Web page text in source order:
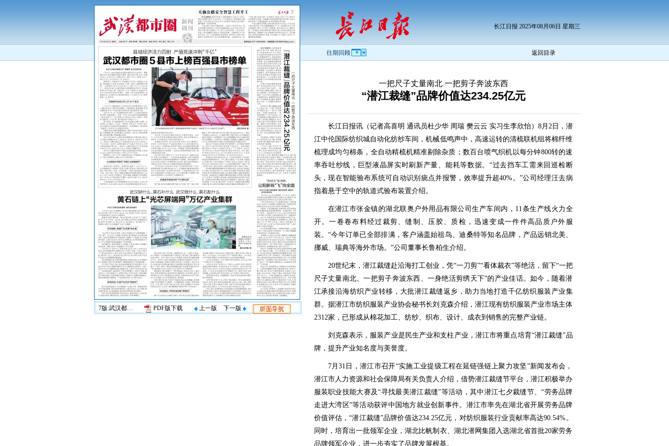
7版:武汉都市圈 PDF版下载 上一版 下一版
长江日报 2025年08月06日 星期三
往期回顾 返回目录
一把尺子丈量南北 一把剪子奔波东西
“潜江裁缝”品牌价值达234.25亿元
长江日报讯（记者高喜明 通讯员杜少华 周瑞 樊云云 实习生李欣怡）8月2日，潜
江中伦国际纺织城自动化纺纱车间，机械低鸣声中，高速运转的清梳联机组将棉纤维
梳理成均匀棉条，全自动精梳机精准剔除杂质；数百台喷气织机以每分钟800转的速
率吞吐纱线，巨型液晶屏实时刷新产量、能耗等数据。“过去挡车工需来回巡检断
头，现在智能验布系统可自动识别疵点并报警，效率提升超40%。”公司经理汪去病
指着悬于空中的轨道式验布装置介绍。
在潜江市张金镇的湖北联奥户外用品有限公司生产车间内，11条生产线火力全
开。一卷卷布料经过裁剪、缝制、压胶、质检，迅速变成一件件高品质户外服
装。“今年订单已全部排满，客户涵盖始祖鸟、迪桑特等知名品牌，产品远销北美、
挪威、瑞典等海外市场。”公司董事长鲁柏生介绍。
20世纪末，潜江裁缝赴沿海打工创业，凭“一刀剪”“看体裁衣”等绝活，留下“一把
尺子丈量南北、一把剪子奔波东西、一身绝活剪绣天下”的产业佳话。如今，随着潜
江承接沿海纺织产业转移，大批潜江裁缝返乡，助力当地打造千亿纺织服装产业集
群。据潜江市纺织服装产业协会秘书长刘克森介绍，潜江现有纺织服装产业市场主体
2312家，已形成从棉花加工、纺纱、织布、设计、成衣到销售的完整产业链。
刘克森表示，服装产业是民生产业和支柱产业，潜江市将重点培育“潜江裁缝”品
牌，提升产业知名度与美誉度。
7月31日，潜江市召开“实施工业提级工程在延链强链上聚力攻坚”新闻发布会，
潜江市人力资源和社会保障局有关负责人介绍，借势潜江裁缝节平台，潜江积极举办
服装职业技能大赛及“寻找最美潜江裁缝”等活动，其中潜江七夕裁缝节、“劳务品牌
走进大湾区”等活动获评中国地方就业创新事件。潜江市率先在湖北省开展劳务品牌
价值评估，“潜江裁缝”品牌价值达234.25亿元，对纺织服装行业贡献率高达90.54%。
同时，培育出一批领军企业，湖北比帆制衣、湖北潜网集团入选湖北省首批20家劳务
品牌领军企业，进一步夯实了品牌发展根基。